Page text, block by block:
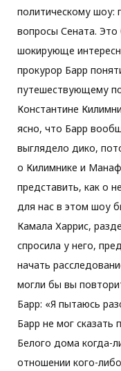
политическому шоу:
вопросы Сената.
шокирующе
прокурор Барр
путешествующему
Константине
ясно, что Барр
выглядело дико,
о Килимнике и
представить, как о
для нас в этом шоу
Камала Харрис,
спросила у него,
начать
могли бы вы
Барр: «Я пытаюсь
Барр не мог сказать
Белого дома когда-
отношении кого-